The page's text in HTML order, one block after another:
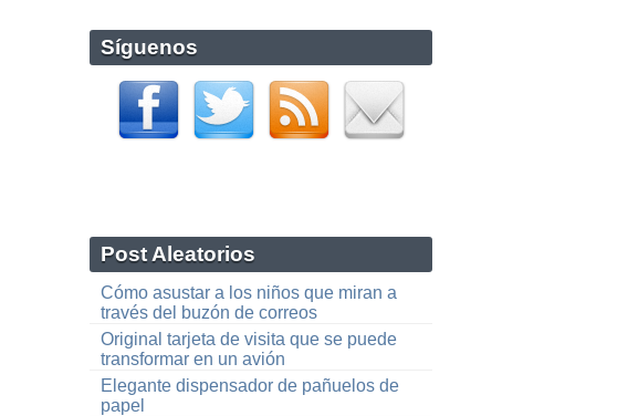
Síguenos
Post Aleatorios
Cómo asustar a los niños que miran a
través del buzón de correos
Original tarjeta de visita que se puede
transformar en un avión
Elegante dispensador de pañuelos de
papel